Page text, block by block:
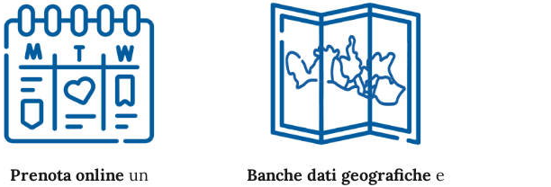
Prenota online un
Banche dati geografiche e